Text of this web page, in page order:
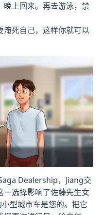
晚上回来。再去游泳，禁
淹死自己，这样你就可以
Dealership，Jiang交
选择影响了佐藤先生女
型城市车是您的。把它